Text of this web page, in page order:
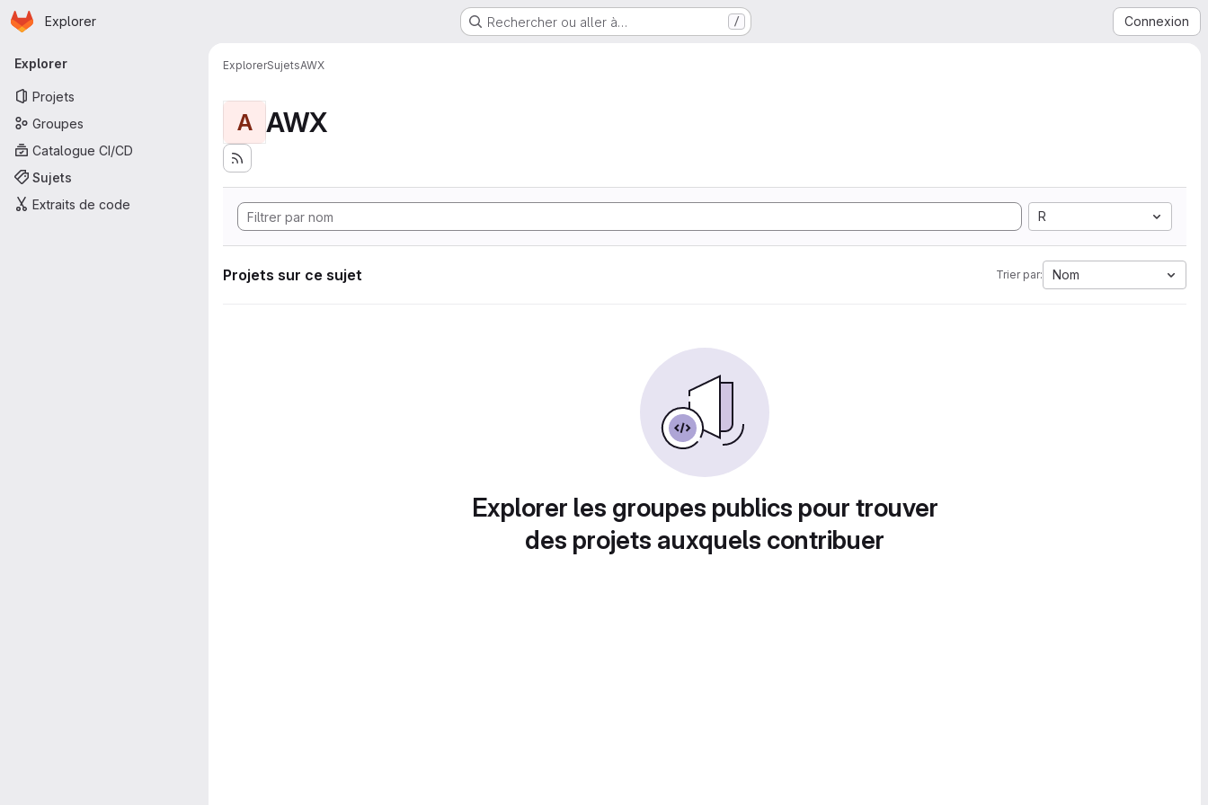
Passer au contenu principal
Page d'accueil
Explorer Rechercher ou aller à… / Connexion
Navigation principale
Explorer
Projets
Groupes
Catalogue CI/CD
Sujets
Extraits de code
ExplorerSujetsAWX
A AWX
R
Projets sur ce sujet Trier par: Nom
Explorer les groupes publics pour trouver
des projets auxquels contribuer